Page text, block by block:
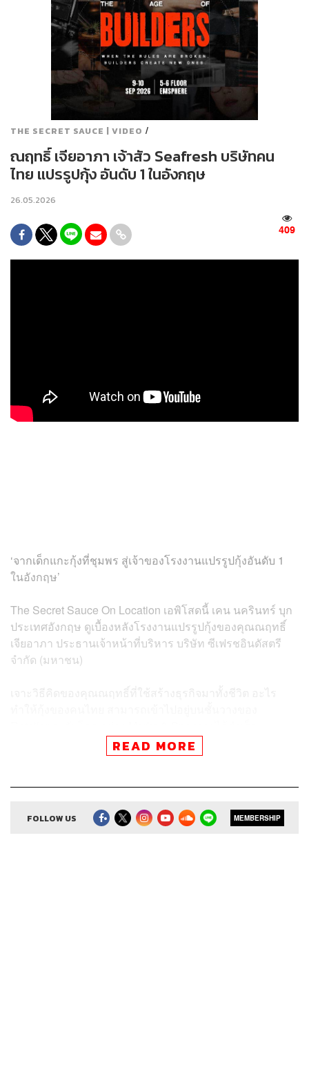
THE SECRET SAUCE | VIDEO /
ณฤทธิ์ เจียอาภา เจ้าสัว Seafresh บริษัทคน
ไทย แปรรูปกุ้ง อันดับ 1 ในอังกฤษ
26.05.2026
409
‘จากเด็กแกะกุ้งที่ชุมพร สู่เจ้าของโรงงานแปรรูปกุ้งอันดับ 1
ในอังกฤษ’
The Secret Sauce On Location เอพิโสดนี้ เคน นครินทร์ บุก
ประเทศอังกฤษ ดูเบื้องหลังโรงงานแปรรูปกุ้งของคุณณฤทธิ์
เจียอาภา ประธานเจ้าหน้าที่บริหาร บริษัท ซีเฟรชอินดัสตรี
จำกัด (มหาชน)
เจาะวิธีคิดของคุณณฤทธิ์ที่ใช้สร้างธุรกิจมาทั้งชีวิต อะไร
ผ่านแอปพลิเคชันต่างๆ ที่คุณสะดวกหรือใช้อยู่แล้วได้เลย
READ MORE
FOLLOW US MEMBERSHIP